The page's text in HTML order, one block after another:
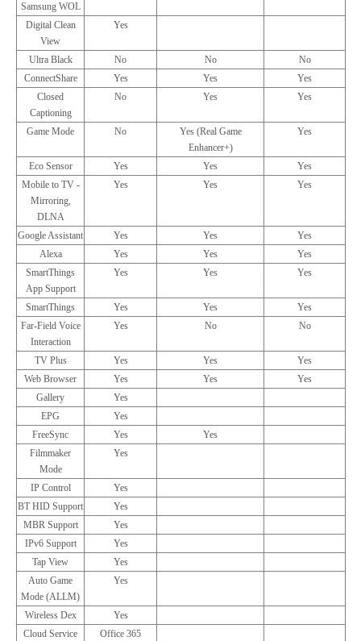
Samsung WOL
Digital Clean
View
Yes
Ultra Black No No
No
ConnectShare
Yes Yes
Yes
Closed
Captioning
No Yes Yes
Game Mode No
Yes (Real Game
Enhancer+)
Yes
Eco Sensor Yes Yes
Yes
Mobile to TV -
Mirroring,
DLNA
Yes Yes Yes
Google Assistant Yes Yes
Yes
Alexa
Yes Yes
Yes
SmartThings
App Support
Yes Yes Yes
SmartThings Yes Yes
Yes
Far-Field Voice
Interaction
Yes No No
TV Plus Yes Yes
Yes
Web Browser
Yes Yes
Yes
Gallery
Yes
EPG
Yes
FreeSync
Yes
Yes
Filmmaker
Mode
Yes
IP Control
Yes
BT HID Support
Yes
MBR Support
Yes
IPv6 Support
Yes
Tap View
Yes
Auto Game
Mode (ALLM)
Yes
Wireless Dex
Yes
Cloud Service
Office 365